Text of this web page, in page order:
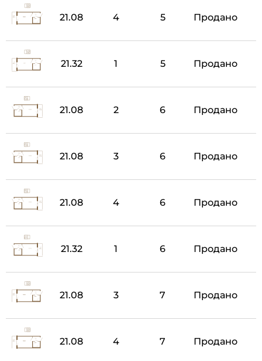
21.08 4 5 Продано
21.32 1 5 Продано
21.08 2 6 Продано
21.08 3 6 Продано
21.08 4 6 Продано
21.32 1 6 Продано
21.08 3 7 Продано
21.08 4 7 Продано